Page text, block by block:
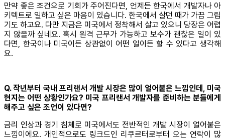
만약 좋은 조건으로 기회가 주어진다면, 언제든 한국에서 개발자나 아
키텍트로 일하고 싶은 마음이 있습니다. 한국에서 살던 때가 가끔 그립
기도 하고요. 다만 지금은 미국에서 정착해서 살고 있으니 당장은 어렵
지 않을까 싶네요. 혹시 원격 근무가 가능하고 보수가 괜찮은 일이 있
다면, 한국이나 미국이든 상관없이 어떤 일이든 할 수 있다고 생각해
요.
Q. 작년부터 국내 프리랜서 개발 시장은 많이 얼어붙은 느낌인데, 미국
현지는 어떤 상황인가요? 미국 프리랜서 개발자를 준비하는 분들에게
해주고 싶은 조언이 있다면?
금리 인상과 경기 침체로 미국에서도 전반적인 개발 시장이 얼어붙은
느낌이에요. 개인적으로도 링크드인 리쿠르터로부터 오는 연락이 많